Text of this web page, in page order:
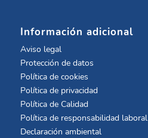
Información adicional
Aviso legal
Protección de datos
Política de cookies
Política de privacidad
Política de Calidad
Política de responsabilidad laboral
Declaración ambiental